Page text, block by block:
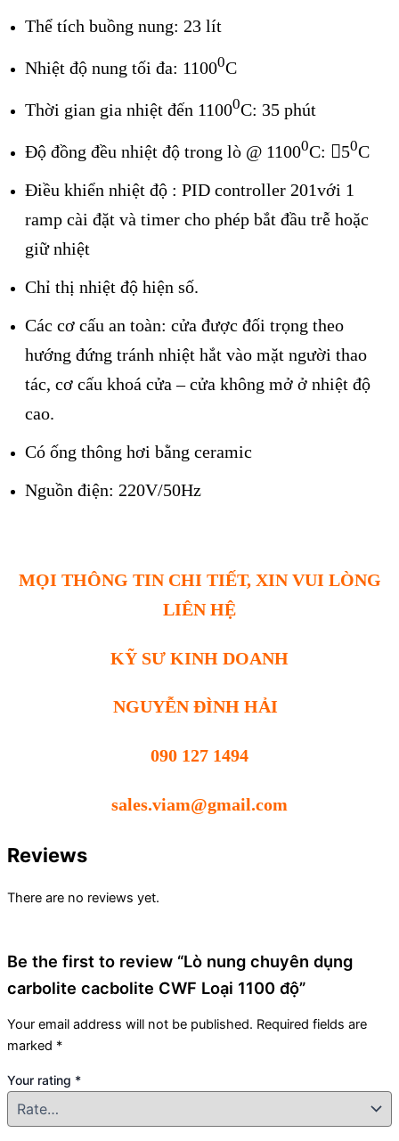
Thể tích buồng nung: 23 lít
Nhiệt độ nung tối đa: 11000C
Thời gian gia nhiệt đến 11000C: 35 phút
Độ đồng đều nhiệt độ trong lò @ 11000C: 50C
Điều khiển nhiệt độ : PID controller 201với 1
ramp cài đặt và timer cho phép bắt đầu trễ hoặc
giữ nhiệt
Chỉ thị nhiệt độ hiện số.
Các cơ cấu an toàn: cửa được đối trọng theo
hướng đứng tránh nhiệt hắt vào mặt người thao
tác, cơ cấu khoá cửa – cửa không mở ở nhiệt độ
cao.
Có ống thông hơi bằng ceramic
Nguồn điện: 220V/50Hz
MỌI THÔNG TIN CHI TIẾT, XIN VUI LÒNG
LIÊN HỆ
KỸ SƯ KINH DOANH
NGUYỄN ĐÌNH HẢI
090 127 1494
sales.viam@gmail.com
Reviews
There are no reviews yet.
Be the first to review “Lò nung chuyên dụng
carbolite cacbolite CWF Loại 1100 độ”
Your email address will not be published. Required fields are
marked *
Your rating *